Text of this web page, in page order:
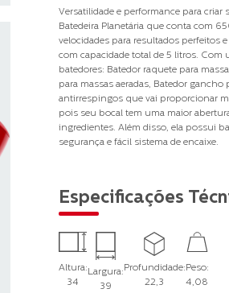
Versatilidade e performance para criar
Batedeira Planetária que conta com
velocidades para resultados perfeitos
com capacidade total de 5 litros.
batedores: Batedor raquete para
para massas aeradas, Batedor gancho
antirrespingos que vai proporcionar
pois seu bocal tem uma maior
ingredientes. Além disso, ela possui
segurança e fácil sistema de encaixe.
Especificações
Altura:
34
Largura:
39
Profundidade:
22,3
Peso:
4,08